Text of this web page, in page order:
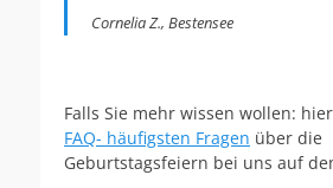
Cornelia Z., Bestensee
Falls Sie mehr wissen wollen:
FAQ- häufigsten Fragen über die
Geburtstagsfeiern bei uns auf